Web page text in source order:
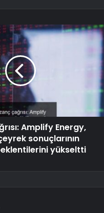
Amplify Energy,
sonuçlarının
yükseltti